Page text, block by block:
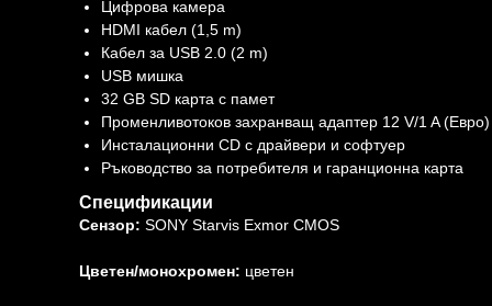
Цифрова камера
HDMI кабел (1,5 m)
Кабел за USB 2.0 (2 m)
USB мишка
32 GB SD карта с памет
Променливотоков захранващ адаптер 12 V/1 A (Евро)
Инсталационни CD с драйвери и софтуер
Ръководство за потребителя и гаранционна карта
Спецификации
Сензор: SONY Starvis Exmor CMOS
Цветен/монохромен: цветен